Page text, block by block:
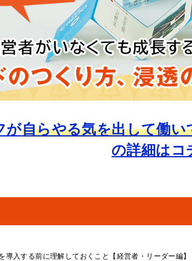
が自らやる気を出して働
の詳細はコ
導入する前に理解しておくこと【経営者・リーダー編】